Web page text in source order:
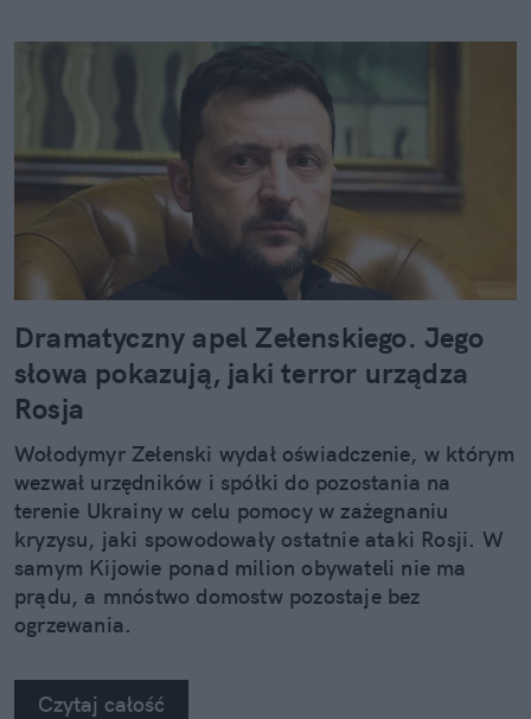
Dramatyczny apel Zełenskiego. Jego
słowa pokazują, jaki terror urządza
Rosja
Wołodymyr Zełenski wydał oświadczenie, w którym
wezwał urzędników i spółki do pozostania na
terenie Ukrainy w celu pomocy w zażegnaniu
kryzysu, jaki spowodowały ostatnie ataki Rosji. W
samym Kijowie ponad milion obywateli nie ma
prądu, a mnóstwo domostw pozostaje bez
ogrzewania.
Czytaj całość